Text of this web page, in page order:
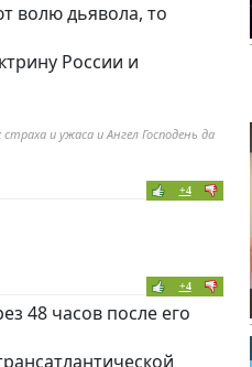
волю дьявола, то
России и
и ужаса и Ангел Господень да
+4
+4
48 часов после его